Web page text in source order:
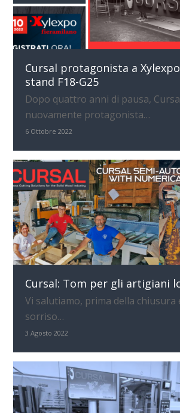
Cursal protagonista a
stand F18-G25
Dopo quattro anni di pausa,
nuovamente protagonista…
6 Ottobre 2022
Cursal: Tom per gli artigiani
Vi salutiamo, prima della chiusura
sorriso…
3 Agosto 2022